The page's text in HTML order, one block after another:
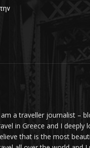
a traveller journalist –
in Greece and I deeply
that is the most